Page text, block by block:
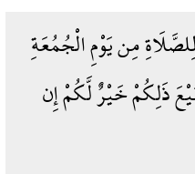
مِن يَوْمِ الْجُمُعَةِ
ذَلِكُمْ خَيْرٌ لَّكُمْ إِن